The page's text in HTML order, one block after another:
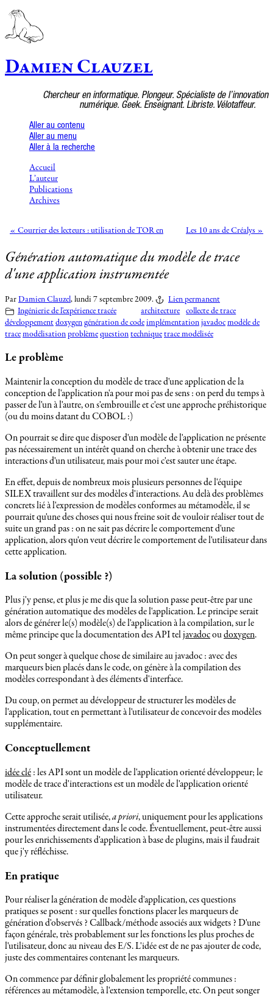
Damien Clauzel
Chercheur en informatique. Plongeur. Spécialiste de l’innovation
numérique. Geek. Enseignant. Libriste. Vélotaffeur.
Aller au contenu
Aller au menu
Aller à la recherche
Accueil
L’auteur
Publications
Archives
« Courrier des lecteurs : utilisation de TOR en Les 10 ans de Créalys »
Génération automatique du modèle de trace
d'une application instrumentée
Par Damien Clauzel, lundi 7 septembre 2009.
Lien permanent
Ingénierie de l'expérience tracée
architecture
collecte de trace
développement doxygen génération de code implémentation javadoc modèle de
trace modélisation problème question technique trace modélisée
Le problème
Maintenir la conception du modèle de trace d'une application de la
conception de l'application n'a pour moi pas de sens : on perd du temps à
passer de l'un à l'autre, on s'embrouille et c'est une approche préhistorique
(ou du moins datant du COBOL :)
On pourrait se dire que disposer d'un modèle de l'application ne présente
pas nécessairement un intérêt quand on cherche à obtenir une trace des
interactions d'un utilisateur, mais pour moi c'est sauter une étape.
En effet, depuis de nombreux mois plusieurs personnes de l'équipe
SILEX travaillent sur des modèles d'interactions. Au delà des problèmes
concrets lié à l'expression de modèles conformes au métamodèle, il se
pourrait qu'une des choses qui nous freine soit de vouloir réaliser tout de
suite un grand pas : on ne sait pas décrire le comportement d'une
application, alors qu'on veut décrire le comportement de l'utilisateur dans
cette application.
La solution (possible ?)
Plus j'y pense, et plus je me dis que la solution passe peut-être par une
génération automatique des modèles de l'application. Le principe serait
alors de générer le(s) modèle(s) de l'application à la compilation, sur le
même principe que la documentation des API teljavadocoudoxygen.
On peut songer à quelque chose de similaire au javadoc : avec des
marqueurs bien placés dans le code, on génère à la compilation des
modèles correspondant à des éléments d'interface.
Du coup, on permet au développeur de structurer les modèles de
l'application, tout en permettant à l'utilisateur de concevoir des modèles
supplémentaire.
Conceptuellement
idée clé : les API sont un modèle de l'application orienté développeur; le
modèle de trace d'interactions est un modèle de l'application orienté
utilisateur.
Cette approche serait utilisée,a priori, uniquement pour les applications
instrumentées directement dans le code. Éventuellement, peut-être aussi
pour les enrichissements d'application à base de plugins, mais il faudrait
que j'y réfléchisse.
En pratique
Pour réaliser la génération de modèle d'application, ces questions
pratiques se posent : sur quelles fonctions placer les marqueurs de
génération d'observés ? Callback/méthode associés aux widgets ? D'une
façon générale, très probablement sur les fonctions les plus proches de
l'utilisateur, donc au niveau des E/S. L'idée est de ne pas ajouter de code,
juste des commentaires contenant les marqueurs.
On commence par définir globalement les propriété communes :
références au métamodèle, à l'extension temporelle, etc. On peut songer